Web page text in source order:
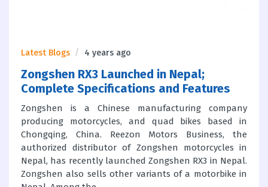
Latest Blogs 4 years ago
Zongshen RX3 Launched in Nepal;
Complete Specifications and Features
Zongshen is a Chinese manufacturing company
producing motorcycles, and quad bikes based in
Chongqing, China. Reezon Motors Business, the
authorized distributor of Zongshen motorcycles in
Nepal, has recently launched Zongshen RX3 in Nepal.
Zongshen also sells other variants of a motorbike in